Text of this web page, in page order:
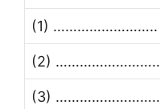
(1) ……………………..
(2) ……………………..
(3) ……………………..